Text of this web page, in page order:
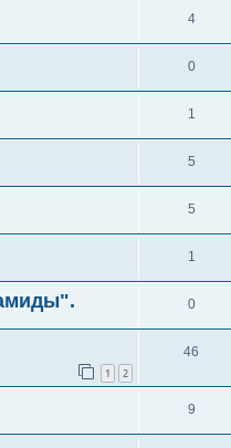
4
0
1
5
5
1
0
1 2
46
9